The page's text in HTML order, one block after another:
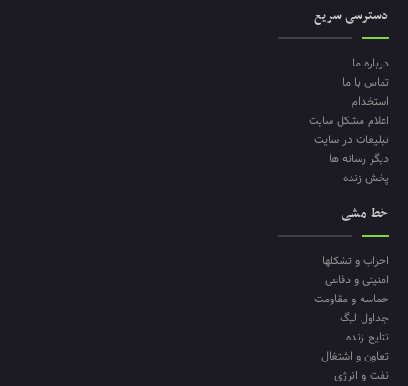
دسترسی سریع
درباره ما
تماس با ما
استخدام
اعلام مشکل سایت
تبلیغات در سایت
دیگر رسانه ها
پخش زنده
خط مشی
احزاب و تشکلها
امنیتی و دفاعی
حماسه و مقاومت
جداول لیگ
نتایج زنده
تعاون و اشتغال
نفت و انرژی